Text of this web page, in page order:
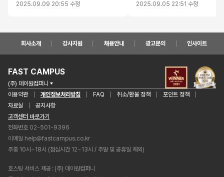
2025.09.09 20:55 수정 2025.09.05 22:51 수정
회사소개 강사지원 채용안내 광고문의 인사이트
FAST CAMPUS
(주) 데이원컴퍼니
이용약관
개인정보처리방침 FAQ 취소/환불 정책
포인트 정책
자료실
공지사항
고객센터 바로가기
전화번호 02-501-9396
이메일 help@fastcampus.co.kr
주중 10시~18시 (점심시간 12~13시 / 주말 및 공휴일 제외)
호스팅 서비스 제공 (주) 데이원컴퍼니